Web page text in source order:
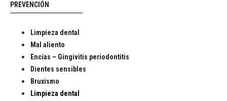
PREVENCIÓN
Limpieza dental
Mal aliento
Encías – Gingivitis periodontitis
Dientes sensibles
Bruxismo
Limpieza dental